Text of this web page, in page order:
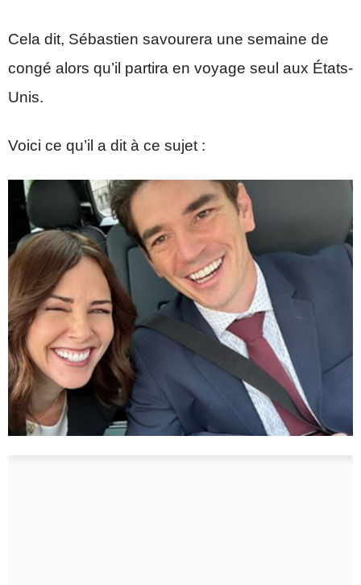
Cela dit, Sébastien savourera une semaine de
congé alors qu’il partira en voyage seul aux États-
Unis.
Voici ce qu’il a dit à ce sujet :